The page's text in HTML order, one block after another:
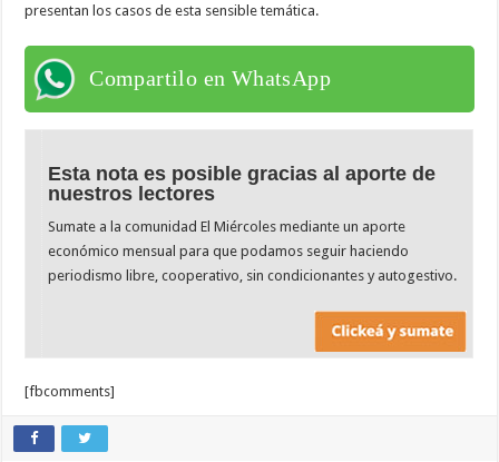
presentan los casos de esta sensible temática.
Compartilo en WhatsApp
Esta nota es posible gracias al aporte de
nuestros lectores
Sumate a la comunidad El Miércoles mediante un aporte
económico mensual para que podamos seguir haciendo
periodismo libre, cooperativo, sin condicionantes y autogestivo.
[fbcomments]